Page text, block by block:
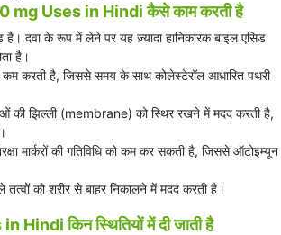
Uses in Hindi कैसे काम करती है
है। दवा के रूप में लेने पर यह ज़्यादा हानिकारक बाइल एसिड
है।
करती है, जिससे समय के साथ कोलेस्टेरॉल आधारित पथरी
की झिल्ली (membrane) को स्थिर रखने में मदद करती है,
मार्करों की गतिविधि को कम कर सकती है, जिससे ऑटोइम्यून
तत्वों को शरीर से बाहर निकालने में मदद करती है।
किन स्थितियों में दी जाती है